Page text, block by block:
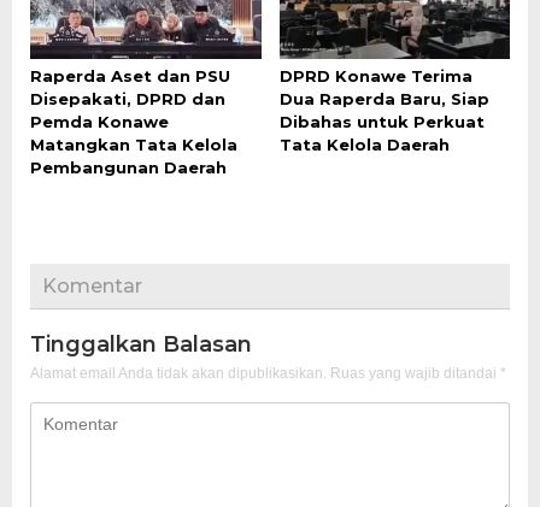
Raperda Aset dan PSU
Disepakati, DPRD dan
Pemda Konawe
Matangkan Tata Kelola
Pembangunan Daerah
DPRD Konawe Terima
Dua Raperda Baru, Siap
Dibahas untuk Perkuat
Tata Kelola Daerah
Komentar
Tinggalkan Balasan
Alamat email Anda tidak akan dipublikasikan. Ruas yang wajib ditandai *